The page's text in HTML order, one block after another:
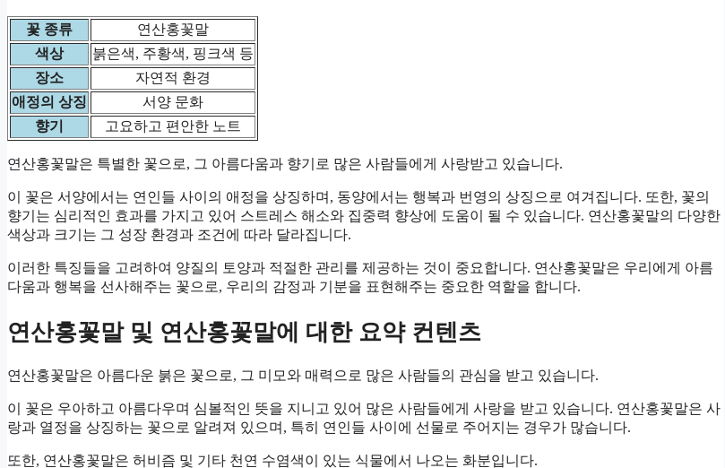
꽃 종류
연산홍꽃말
색상
붉은색, 주황색, 핑크색 등
장소
자연적 환경
애정의 상징
서양 문화
향기
고요하고 편안한 노트
연산홍꽃말은 특별한 꽃으로, 그 아름다움과 향기로 많은 사람들에게 사랑받고 있습니다.
이 꽃은 서양에서는 연인들 사이의 애정을 상징하며, 동양에서는 행복과 번영의 상징으로 여겨집니다. 또한, 꽃의
향기는 심리적인 효과를 가지고 있어 스트레스 해소와 집중력 향상에 도움이 될 수 있습니다. 연산홍꽃말의 다양한
색상과 크기는 그 성장 환경과 조건에 따라 달라집니다.
이러한 특징들을 고려하여 양질의 토양과 적절한 관리를 제공하는 것이 중요합니다. 연산홍꽃말은 우리에게 아름
다움과 행복을 선사해주는 꽃으로, 우리의 감정과 기분을 표현해주는 중요한 역할을 합니다.
연산홍꽃말 및 연산홍꽃말에 대한 요약 컨텐츠
연산홍꽃말은 아름다운 붉은 꽃으로, 그 미모와 매력으로 많은 사람들의 관심을 받고 있습니다.
이 꽃은 우아하고 아름다우며 심볼적인 뜻을 지니고 있어 많은 사람들에게 사랑을 받고 있습니다. 연산홍꽃말은 사
랑과 열정을 상징하는 꽃으로 알려져 있으며, 특히 연인들 사이에 선물로 주어지는 경우가 많습니다.
또한, 연산홍꽃말은 허비즘 및 기타 천연 수염색이 있는 식물에서 나오는 화분입니다.